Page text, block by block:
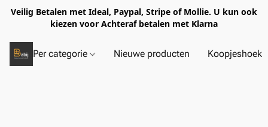
Veilig Betalen met Ideal, Paypal, Stripe of Mollie. U kun ook
kiezen voor Achteraf betalen met Klarna
Per categorie Nieuwe producten Koopjeshoek